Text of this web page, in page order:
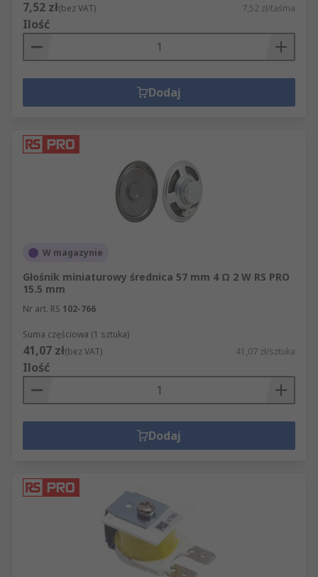
7,52 zł(bez VAT) 7,52 zł/taśma
Ilość
Dodaj
W magazynie
Głośnik miniaturowy średnica 57 mm 4 Ω 2 W RS PRO
15.5 mm
Nr art. RS 102-766
Suma częściowa (1 sztuka)
41,07 zł(bez VAT) 41,07 zł/sztuka
Ilość
Dodaj